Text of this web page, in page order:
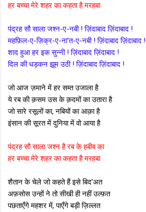
हर बच्चा मेरे शहर का कहता है मरहबा
पंद्रह सौ साला जश्न-ए-नबी ! ज़िंदाबाद ज़िंदाबाद !
महफ़िल-ए-ज़िक्र-ए-ना'त-ए-नबी ! ज़िंदाबाद ज़िंदाबाद !
शाद हुआ हर इक सुन्नी ! ज़िंदाबाद ज़िंदाबाद !
दिल की धड़कन झूम उठी ! ज़िंदाबाद ज़िंदाबाद !
जो आज ज़माने में हर सम्त उजाला है
ये रब की क़सम उस के क़दमों का उतारा है
जो सारे रसूलों का, नबियों का आक़ा है
इंसान की सूरत में दुनिया में वो आया है
पंद्रह सौ साला जश्न है रब के हबीब का
हर बच्चा मेरे शहर का कहता है मरहबा
शैतान के चेले जो कहते हैं इसे बिद'अत
अफ़सोस उन्हों ने तो सीखी ही नहीं उल्फ़त
पछताएँगे महशर में, पाएँगे बड़ी ज़िल्लत